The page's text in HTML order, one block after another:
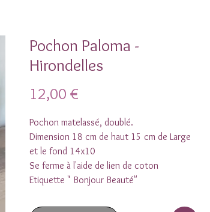
Pochon Paloma -
Hirondelles
12,00 €
Pochon matelassé, doublé.
Dimension 18 cm de haut 15 cm de Large
et le fond 14x10
Se ferme à l'aide de lien de coton
Etiquette " Bonjour Beauté"